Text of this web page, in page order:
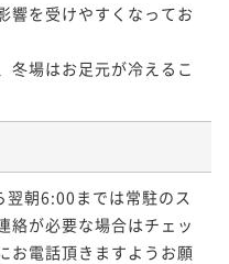
響を受けやすくなってお
冬場はお足元が冷えるこ
翌朝6:00までは常駐のス
絡が必要な場合はチェッ
お電話頂きますようお願